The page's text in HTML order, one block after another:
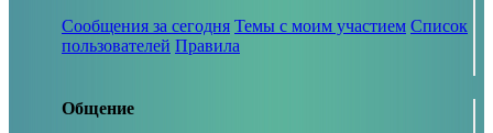
Сообщения за сегодня Темы с моим участием Список
пользователей Правила
Общение